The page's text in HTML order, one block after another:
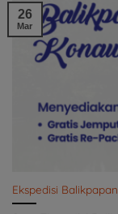
Ekspedisi
26
Mar